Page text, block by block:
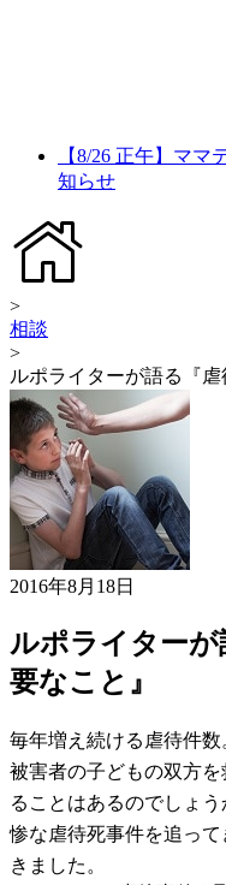
【8/26 正午】ママ
知らせ
>
相談
>
ルポライターが語る『虐
2016年8月18日
ルポライター
要なこと』
毎年増え続ける虐待件
被害者の子どもの双方
ることはあるのでしょ
惨な虐待死事件を追っ
きました。